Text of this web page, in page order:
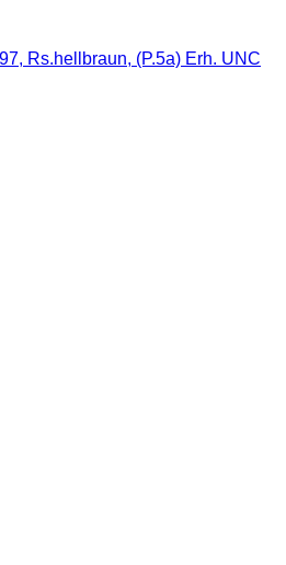
Rs.hellbraun, (P.5a) Erh. UNC